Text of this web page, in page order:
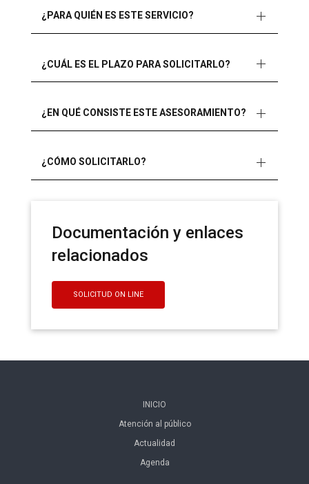
¿PARA QUIÉN ES ESTE SERVICIO?
¿CUÁL ES EL PLAZO PARA SOLICITARLO?
¿EN QUÉ CONSISTE ESTE ASESORAMIENTO?
¿CÓMO SOLICITARLO?
Documentación y enlaces
relacionados
SOLICITUD ON LINE
INICIO
Atención al público
Actualidad
Agenda